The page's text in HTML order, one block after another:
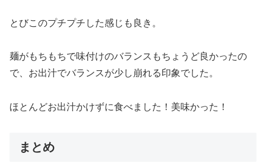
とびこのプチプチした感じも良き。
麺がもちもちで味付けのバランスもちょうど良かったの
で、お出汁でバランスが少し崩れる印象でした。
ほとんどお出汁かけずに食べました！美味かった！
まとめ